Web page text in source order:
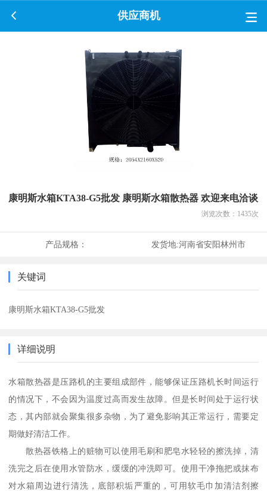
供应商机
康明斯水箱KTA38-G5批发 康明斯水箱散热器 欢迎来电洽谈
浏览次数： 1435次
产品规格： 发货地:河南省安阳林州市
关键词
康明斯水箱KTA38-G5批发
详细说明
水箱散热器是压路机的主要组成部件，能够保证压路机长时间运行
的情况下，不会因为温度过高而发生故障。但是长时间处于运行状
态，其内部就会聚集很多杂物，为了避免影响其正常运行，需要定
期做好清洁工作。
散热器铁格上的赃物可以使用毛刷和肥皂水轻轻的擦洗掉，清
洗完之后在使用水管防水，缓缓的冲洗即可。使用干净拖把或抹布
对水箱周边进行清洗，底部积垢严重的，可用软毛巾加清洁剂擦